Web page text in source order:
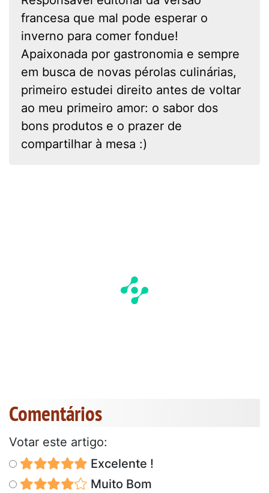
francesa que mal pode esperar o
inverno para comer fondue!
Apaixonada por gastronomia e sempre
em busca de novas pérolas culinárias,
primeiro estudei direito antes de voltar
ao meu primeiro amor: o sabor dos
bons produtos e o prazer de
compartilhar à mesa :)
Comentários
Votar este artigo:
Excelente !
Muito Bom